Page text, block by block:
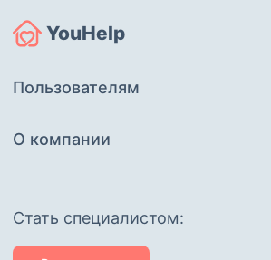
YouHelp
Пользователям
О компании
Cтать специалистом: